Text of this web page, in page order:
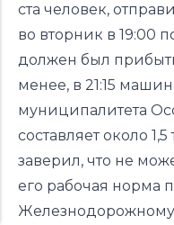
ста человек,
во вторник в 19:00
должен был
менее, в 21:15
муниципалитета
составляет около
заверил, что не
его рабочая норма
Железнодорожному